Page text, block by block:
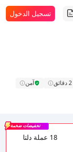
تسجيل الدخول
آمن
18 عملة دلتا
تخفيضات ضخمة